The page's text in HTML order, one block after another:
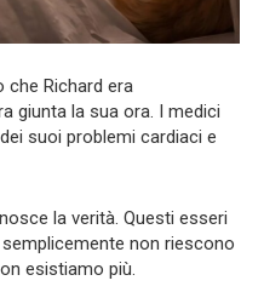
Richard era
giunta la sua ora. I medici
suoi problemi cardiaci e
la verità. Questi esseri
non riescono
esistiamo più.